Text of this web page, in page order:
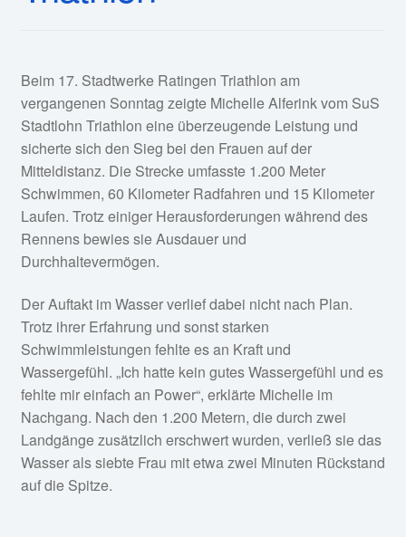
Beim 17. Stadtwerke Ratingen Triathlon am
vergangenen Sonntag zeigte Michelle Alferink vom SuS
Stadtlohn Triathlon eine überzeugende Leistung und
sicherte sich den Sieg bei den Frauen auf der
Mitteldistanz. Die Strecke umfasste 1.200 Meter
Schwimmen, 60 Kilometer Radfahren und 15 Kilometer
Laufen. Trotz einiger Herausforderungen während des
Rennens bewies sie Ausdauer und
Durchhaltevermögen.
Der Auftakt im Wasser verlief dabei nicht nach Plan.
Trotz ihrer Erfahrung und sonst starken
Schwimmleistungen fehlte es an Kraft und
Wassergefühl. „Ich hatte kein gutes Wassergefühl und es
fehlte mir einfach an Power“, erklärte Michelle im
Nachgang. Nach den 1.200 Metern, die durch zwei
Landgänge zusätzlich erschwert wurden, verließ sie das
Wasser als siebte Frau mit etwa zwei Minuten Rückstand
auf die Spitze.